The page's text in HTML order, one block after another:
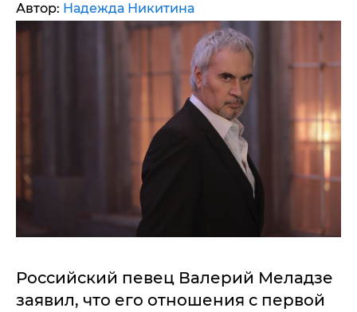
Автор: Надежда Никитина
Российский певец Валерий Меладзе
заявил, что его отношения с первой